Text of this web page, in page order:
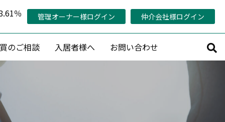
％ 管理オーナー様ログイン 仲介会社様ログイン
ンサルティング
コンサルティング
のご相談 入居者様へ お問い合わせ